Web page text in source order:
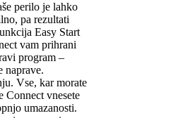
perilo je lahko
pa rezultati
Easy Start
vam prihrani
program –
naprave.
Vse, kar morate
Connect vnesete
umazanosti.